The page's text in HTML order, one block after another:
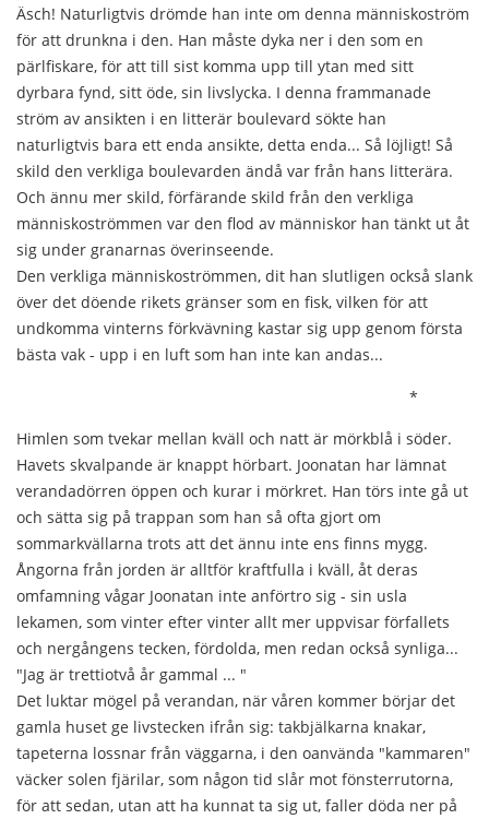
Äsch! Naturligtvis drömde han inte om denna människoström
för att drunkna i den. Han måste dyka ner i den som en
pärlfiskare, för att till sist komma upp till ytan med sitt
dyrbara fynd, sitt öde, sin livslycka. I denna frammanade
ström av ansikten i en litterär boulevard sökte han
naturligtvis bara ett enda ansikte, detta enda... Så löjligt! Så
skild den verkliga boulevarden ändå var från hans litterära.
Och ännu mer skild, förfärande skild från den verkliga
människoströmmen var den flod av människor han tänkt ut åt
sig under granarnas överinseende.
Den verkliga människoströmmen, dit han slutligen också slank
över det döende rikets gränser som en fisk, vilken för att
undkomma vinterns förkvävning kastar sig upp genom första
bästa vak - upp i en luft som han inte kan andas...
*
Himlen som tvekar mellan kväll och natt är mörkblå i söder.
Havets skvalpande är knappt hörbart. Joonatan har lämnat
verandadörren öppen och kurar i mörkret. Han törs inte gå ut
och sätta sig på trappan som han så ofta gjort om
sommarkvällarna trots att det ännu inte ens finns mygg.
Ångorna från jorden är alltför kraftfulla i kväll, åt deras
omfamning vågar Joonatan inte anförtro sig - sin usla
lekamen, som vinter efter vinter allt mer uppvisar förfallets
och nergångens tecken, fördolda, men redan också synliga...
"Jag är trettiotvå år gammal ... "
Det luktar mögel på verandan, när våren kommer börjar det
gamla huset ge livstecken ifrån sig: takbjälkarna knakar,
tapeterna lossnar från väggarna, i den oanvända "kammaren"
väcker solen fjärilar, som någon tid slår mot fönsterrutorna,
för att sedan, utan att ha kunnat ta sig ut, faller döda ner på